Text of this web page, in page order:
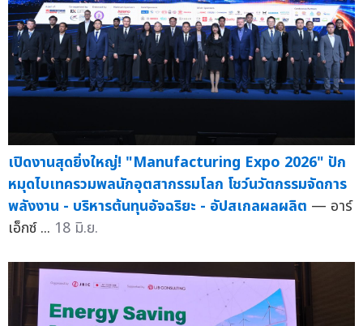
เปิดงานสุดยิ่งใหญ่! "Manufacturing Expo 2026" ปัก
หมุดไบเทครวมพลนักอุตสากรรมโลก โชว์นวัตกรรมจัดการ
พลังงาน - บริหารต้นทุนอัจฉริยะ - อัปสเกลผลผลิต — อาร์
เอ็กซ์ ... 18 มิ.ย.